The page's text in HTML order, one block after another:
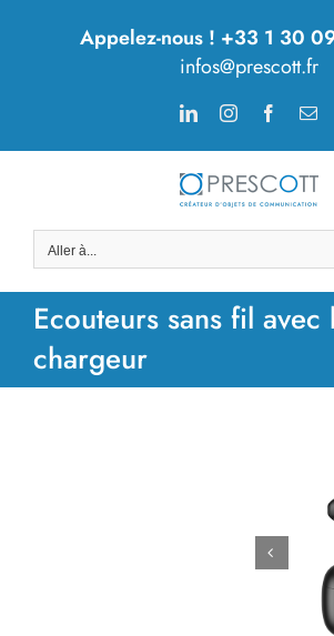
Appelez-nous ! +33 1 30
infos@prescott.fr
LinkedInInstagram
Aller à...
Ecouteurs sans fil
chargeur